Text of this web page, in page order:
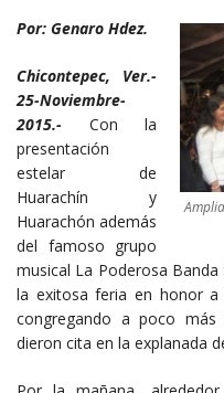
Por: Genaro Hdez.
Chicontepec, Ver.-
25-Noviembre-
2015.- Con la
presentación
estelar de
Huarachín y
Huarachón además
del famoso grupo
musical La Poderosa
la exitosa feria en honor a
congregando a poco
dieron cita en la explanada